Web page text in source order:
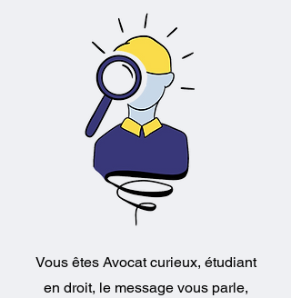
Vous êtes Avocat curieux, étudiant
en droit, le message vous parle,